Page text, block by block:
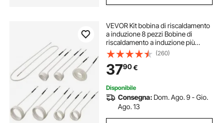
VEVOR Kit bobina di riscaldamento
a induzione 8 pezzi Bobine di
riscaldamento a induzione più
utilizzate con lunghezze variabili,
strumento di riscaldamento a
induzione resistente al calore
(260)
3790€
Disponibile
Consegna: Dom. Ago. 9 - Gio.
Ago. 13